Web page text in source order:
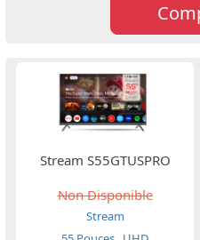
Stream S55GTUSPRO
Non Disponible
Stream